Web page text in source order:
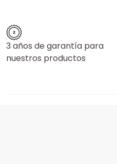
3 años de garantía para
nuestros productos